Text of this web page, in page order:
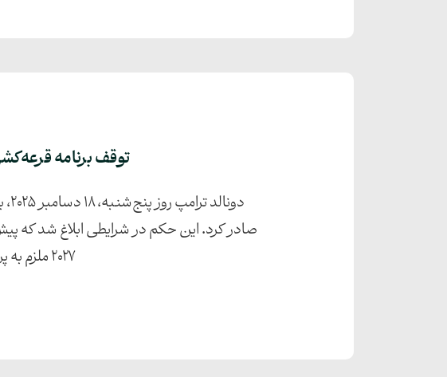
توقف برنامه
صادر کرد. این حکم در شرایطی ابلاغ شد که
۲۰۲۷ ملزم به پرداخت هزینه شده بودند. وزیر امنیت داخلی ...